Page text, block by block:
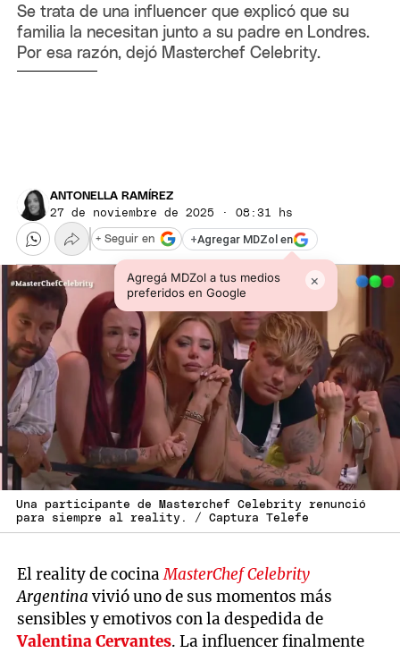
Se trata de una influencer que explicó que su
familia la necesitan junto a su padre en Londres.
Por esa razón, dejó Masterchef Celebrity.
ANTONELLA RAMÍREZ
27 de noviembre de 2025 · 08:31 hs
+Agregar MDZol en
Agregá MDZol a tus medios
preferidos en Google
×
+ Seguir en
Una participante de Masterchef Celebrity renunció
para siempre al reality. / Captura Telefe
El reality de cocinaMasterChef Celebrity
Argentinavivió uno de sus momentos más
sensibles y emotivos con la despedida de
Valentina Cervantes. La influencer finalmente